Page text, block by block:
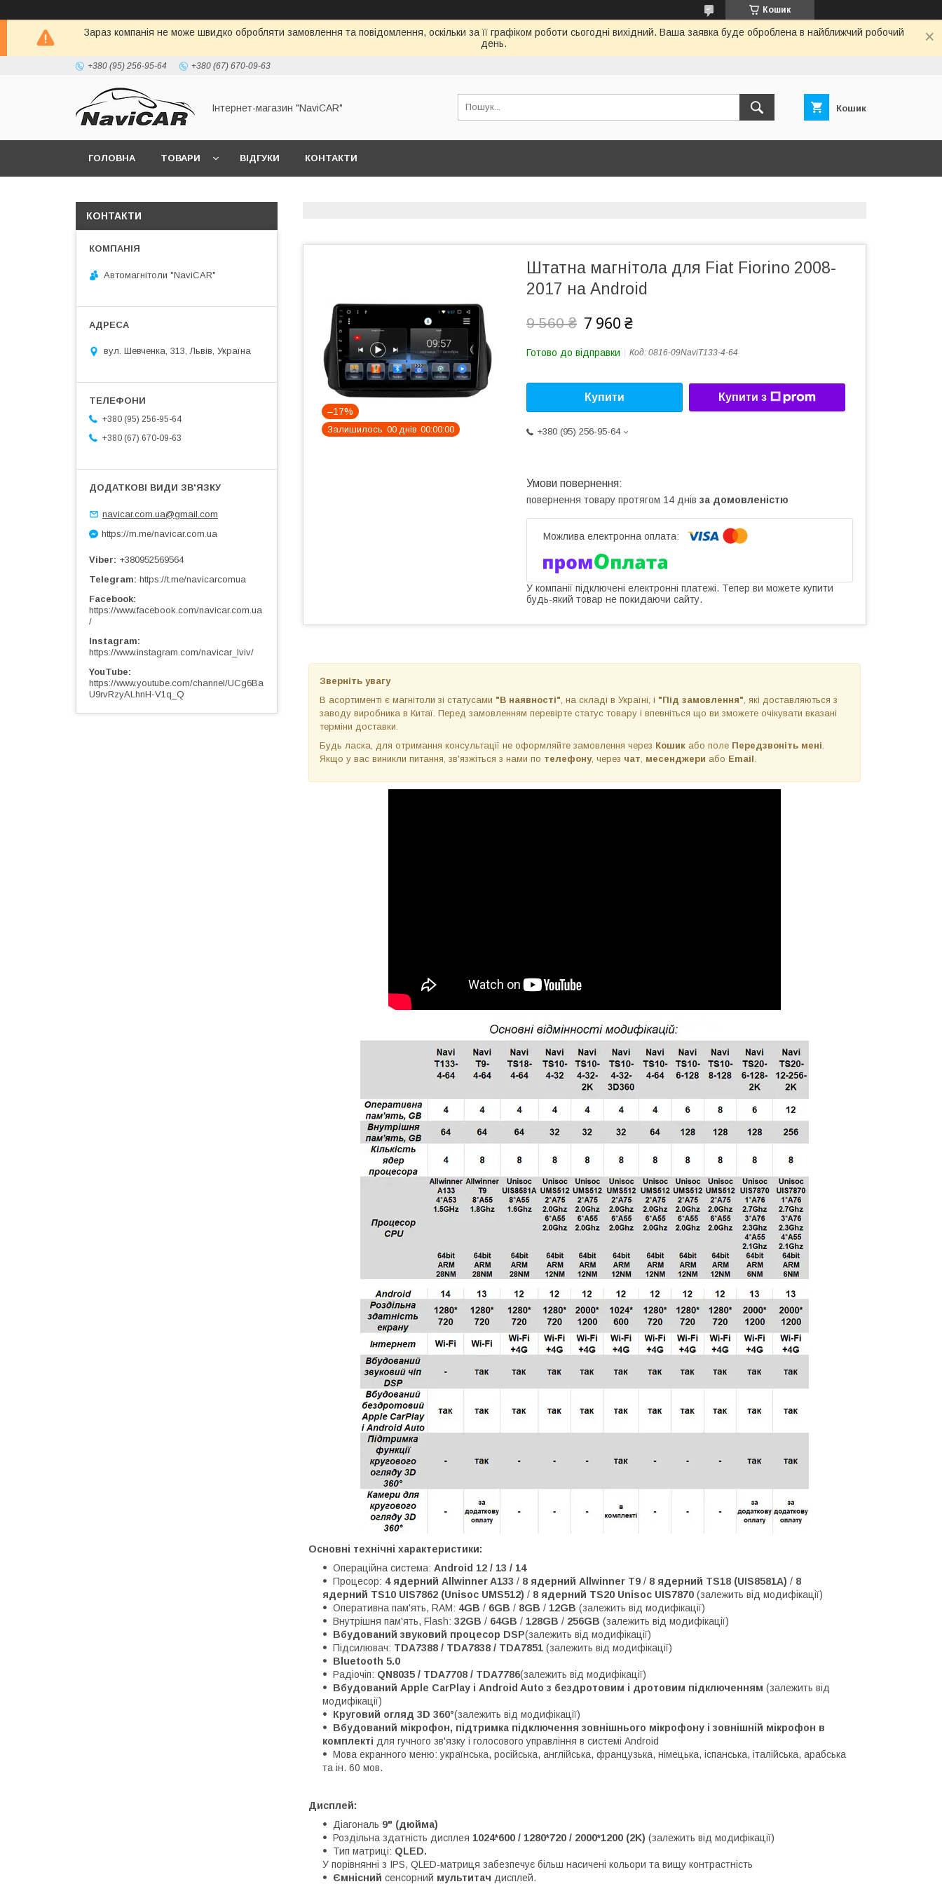
Кошик
Зараз компанія не може швидко обробляти замовлення та повідомлення, оскільки за її графіком роботи сьогодні вихідний. Ваша заявка буде оброблена в найближчий робочий
день.
+380 (95) 256-95-64 +380 (67) 670-09-63
Інтернет-магазин "NaviCAR" Кошик
ГОЛОВНА ТОВАРИ ВІДГУКИ КОНТАКТИ
–17%
Залишилось 00 днів 00 00 00
Штатна магнітола для Fiat Fiorino 2008-
2017 на Android
9 560 ₴ 7 960 ₴
Готово до відправки Код: 0816-09NaviT133-4-64
Купити Купити з
+380 (95) 256-95-64
повернення товару протягом 14 днів за домовленістю
У компанії підключені електронні платежі. Тепер ви можете купити
будь-який товар не покидаючи сайту.
Зверніть увагу
В асортименті є магнітоли зі статусами "В наявності" , на складі в Україні, і "Під замовлення" , які доставляються з
заводу виробника в Китаї. Перед замовленням перевірте статус товару і впевніться що ви зможете очікувати вказані
терміни доставки.
Будь ласка, для отримання консультації не оформляйте замовлення через Кошик або поле Передзвоніть мені
Якщо у вас виникли питання, зв'язжіться з нами по телефону, через чат месенджери або Email
Основні технічні характеристики:
Операційна система: Android 12 / 13 / 14
Процесор: 4 ядерний Allwinner A133 / 8 ядерний Allwinner T9 / 8 ядерний TS18 (UIS8581A) / 8
ядерний TS10 UIS7862 (Unisoc UMS512) / 8 ядерний TS20 Unisoc UIS7870 (залежить від модифікації)
Оперативна пам'ять, RAM: 4GB / 6GB / 8GB / 12GB (залежить від модифікації)
Внутрішня пам'ять, Flash: 32GB / 64GB / 128GB / 256GB (залежить від модифікації)
Вбудований звуковий процесор DSP(залежить від модифікації)
Підсилювач: TDA7388 / TDA7838 / TDA7851 (залежить від модифікації)
Bluetooth 5.0
Радіочіп: QN8035 / TDA7708 / TDA7786(залежить від модифікації)
Вбудований Apple CarPlay і Android Auto з бездротовим і дротовим підключенням (залежить від
модифікації)
Круговий огляд 3D 360°(залежить від модифікації)
Вбудований мікрофон, підтримка підключення зовнішнього мікрофону і зовнішній мікрофон в
комплекті для гучного зв'язку і голосового управління в системі Android
Мова екранного меню: українська, російська, англійська, французька, німецька, іспанська, італійська, арабська
та ін. 60 мов.
Дисплей:
Діагональ 9" (дюйма)
Роздільна здатність дисплея 1024*600 / 1280*720 / 2000*1200 (2K) (залежить від модифікації)
Тип матриці: QLED.
У порівнянні з IPS, QLED-матриця забезпечує більш насичені кольори та вищу контрастність
Ємнісний сенсорний мультитач дисплей.
КОНТАКТИ
Автомагнітоли "NaviCAR"
вул. Шевченка, 313, Львів, Україна
+380 (95) 256-95-64
+380 (67) 670-09-63
navicar.com.ua@gmail.com
https://m.me/navicar.com.ua
Viber
+380952569564
Telegram https://t.me/navicarcomua
Facebook
https://www.facebook.com/navicar.com.ua
/
Instagram
https://www.instagram.com/navicar_lviv/
YouTube
https://www.youtube.com/channel/UCg6Ba
U9rvRzyALhnH-V1q_Q